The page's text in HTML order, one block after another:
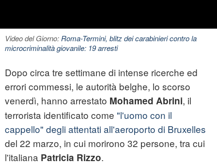
Video del Giorno:Roma-Termini, blitz dei carabinieri contro la
microcriminalità giovanile: 19 arresti
Dopo circa tre settimane di intense ricerche ed
errori commessi, le autorità belghe, lo scorso
venerdì, hanno arrestato Mohamed Abrini, il
terrorista identificato come "l'uomo con il
cappello" degli attentati all'aeroporto di Bruxelles
del 22 marzo, in cui morirono 32 persone, tra cui
l'italiana Patricia Rizzo.